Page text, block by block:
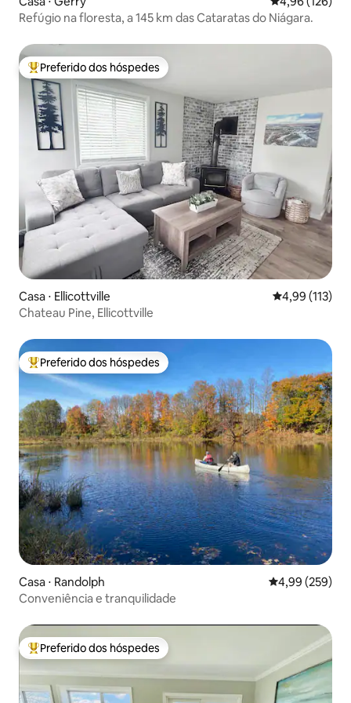
Refúgio na floresta, a 145 km das Cataratas do Niágara.
Entre os melhores preferidos dos hóspedes
Preferido dos hóspedes
Casa ⋅ Ellicottville 4,99 de uma
4,99 (113)
Chateau Pine, Ellicottville
Entre os melhores preferidos dos hóspedes
Preferido dos hóspedes
Casa ⋅ Randolph 4,99 de uma
4,99 (259)
Conveniência e tranquilidade
Entre os melhores preferidos dos hóspedes
Preferido dos hóspedes